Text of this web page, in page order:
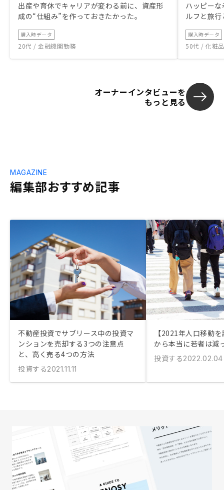
出産や育休でキャリアが変わる前に、資産形
成の“仕組み”を作っておきたかった。
購入時データ
20代 / 金融機関勤務
ハッピー
ルフと旅
購入時データ
50代 / 化粧
オーナーインタビューを
もっと見る
編集部おすすめ記事
MAGAZINE
不動産投資でサブリース中の投資マ
ンションを売却する3つの注意点
と、高く売る4つの方法
投資する2021.11.11
【2021年人口移動
から本当に若者は減
投資する2022.02.04